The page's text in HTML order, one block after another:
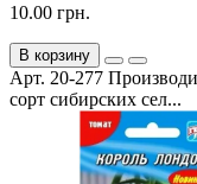
10.00 грн.
В корзину
Арт. 20-277
сорт сибирских сел...